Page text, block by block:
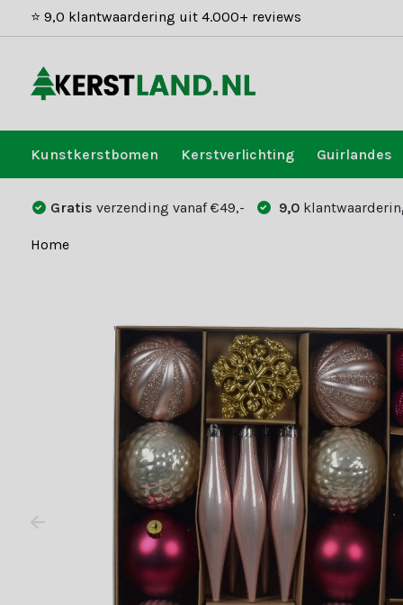
⭐ 9,0 klantwaardering uit 4.000+ reviews
Kunstkerstbomen Kerstverlichting Guirlandes
Gratis verzending vanaf €49,- 9,0
Home